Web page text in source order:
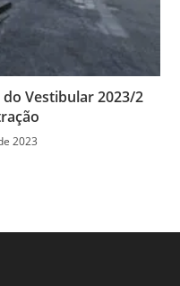
Vestibular 2023/2
2023